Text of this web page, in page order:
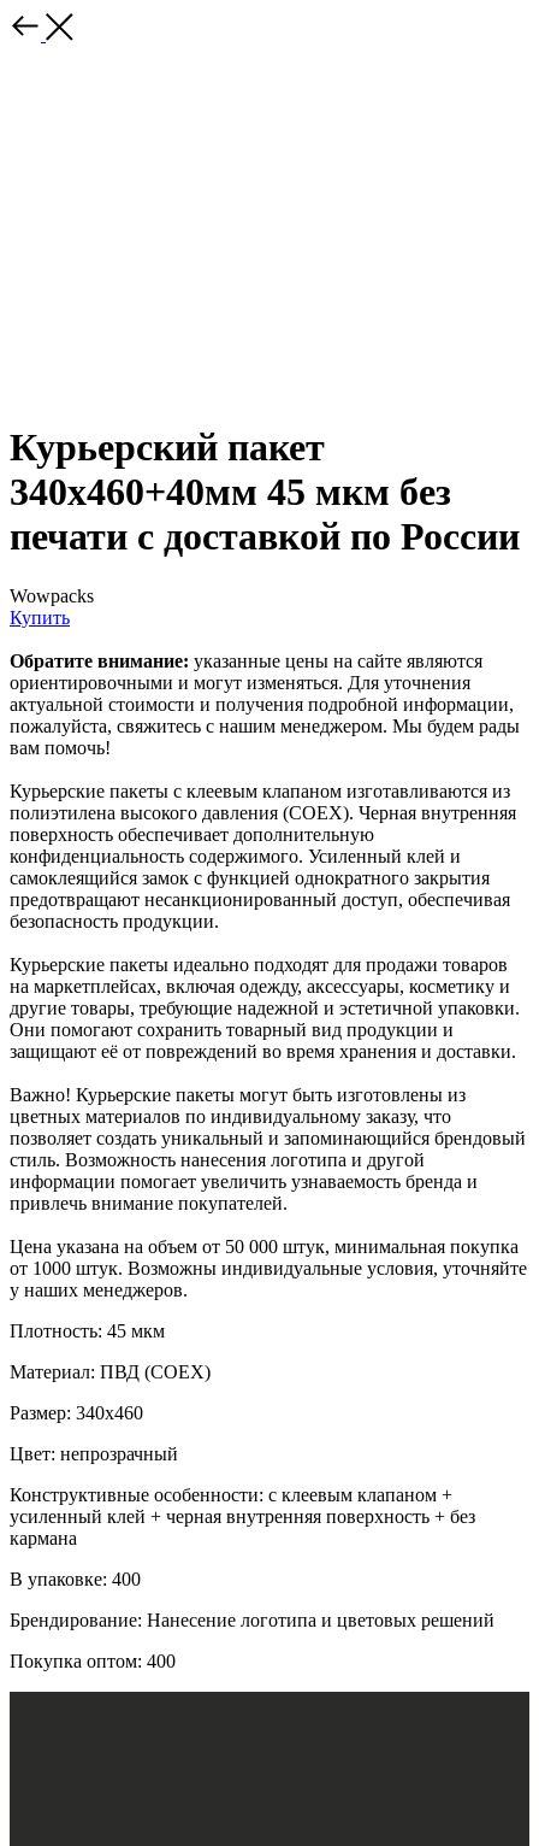
Курьерский пакет
340х460+40мм 45 мкм без
печати с доставкой по России
Wowpacks
Купить
Обратите внимание: указанные цены на сайте являются
ориентировочными и могут изменяться. Для уточнения
актуальной стоимости и получения подробной информации,
пожалуйста, свяжитесь с нашим менеджером. Мы будем рады
вам помочь!
Курьерские пакеты с клеевым клапаном изготавливаются из
полиэтилена высокого давления (COEX). Черная внутренняя
поверхность обеспечивает дополнительную
конфиденциальность содержимого. Усиленный клей и
самоклеящийся замок с функцией однократного закрытия
предотвращают несанкционированный доступ, обеспечивая
безопасность продукции.
Курьерские пакеты идеально подходят для продажи товаров
на маркетплейсах, включая одежду, аксессуары, косметику и
другие товары, требующие надежной и эстетичной упаковки.
Они помогают сохранить товарный вид продукции и
защищают её от повреждений во время хранения и доставки.
Важно! Курьерские пакеты могут быть изготовлены из
цветных материалов по индивидуальному заказу, что
позволяет создать уникальный и запоминающийся брендовый
стиль. Возможность нанесения логотипа и другой
информации помогает увеличить узнаваемость бренда и
привлечь внимание покупателей.
Цена указана на объем от 50 000 штук, минимальная покупка
от 1000 штук. Возможны индивидуальные условия, уточняйте
у наших менеджеров.
Плотность: 45 мкм
Материал: ПВД (COEX)
Размер: 340х460
Цвет: непрозрачный
Конструктивные особенности: с клеевым клапаном +
усиленный клей + черная внутренняя поверхность + без
кармана
В упаковке: 400
Брендирование: Нанесение логотипа и цветовых решений
Покупка оптом: 400